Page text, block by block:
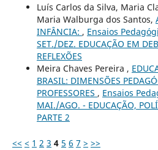
Luís Carlos da Silva, Maria
Maria Walburga dos Santos,
INFÂNCIA: , Ensaios
SET./DEZ. EDUCAÇÃO EM
REFLEXÕES
Meira Chaves Pereira ,
BRASIL: DIMENSÕES
PROFESSORES , Ensaios
MAI./AGO. - EDUCAÇÃO,
PARTE 2
<< < 1 2 3 4 5 6 7 > >>